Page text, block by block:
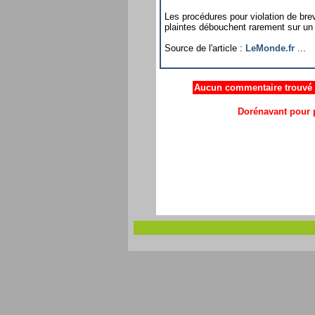
Les procédures pour violation de
plaintes débouchent rarement sur
Source de l'article : LeMonde.fr
Aucun commentaire trouvé
Dorénavant pour